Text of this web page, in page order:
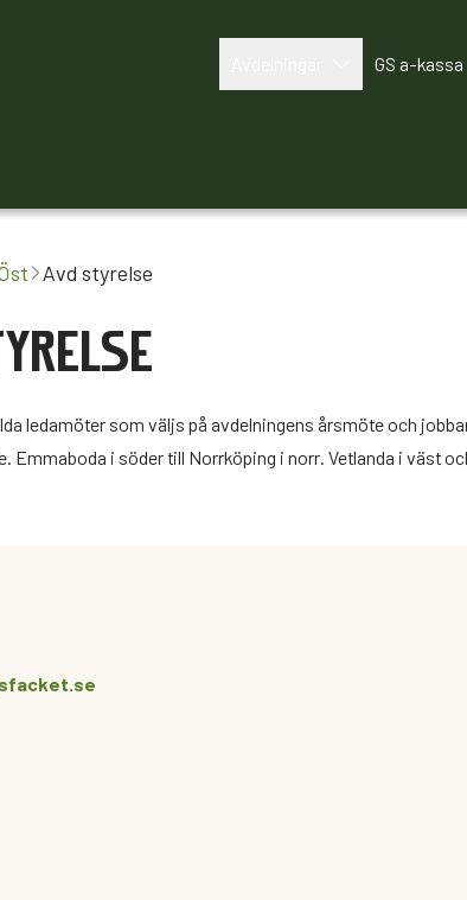
2027
GS a-kassa
Avd styrelse
ledamöter som väljs på avdelningens årsmöte och
Emmaboda i söder till Norrköping i norr. Vetlanda i väst